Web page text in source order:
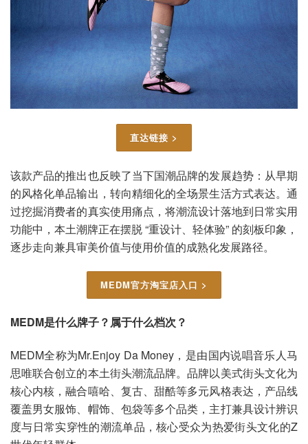
直达链接 >
该款产品的推出也反映了当下国潮品牌的发展趋势：从早期
的风格化单品输出，转向精细化的全场景生活方式表达。通
过挖掘消费者的真实使用痛点，将潮流设计落地到日常实用
功能中，本土潮牌正在摆脱 “重设计、轻体验” 的刻板印象，
逐步走向兼具审美价值与使用价值的成熟化发展路径。
MEDM官方淘宝店入口 >
MEDM是什么牌子？属于什么档次？
MEDM全称为Mr.Enjoy Da Money，是由国内说唱音乐人马
思唯联合创立的本土街头潮流品牌。品牌以美式街头文化为
核心内核，融合嘻哈、复古、甜酷等多元风格表达，产品线
覆盖男女服饰、帽饰、包袋等多个品类，主打兼具设计辨识
度与日常实穿性的潮流单品，核心受众为热爱街头文化的Z